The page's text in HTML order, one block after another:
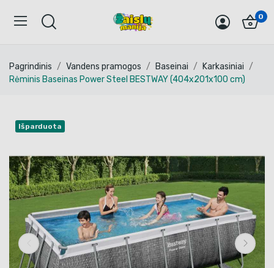
0
Pagrindinis Vandens pramogos Baseinai
Karkasiniai
Rėminis Baseinas Power Steel BESTWAY (404x201x100 cm)
Išparduota